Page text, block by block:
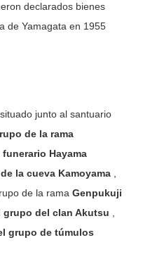
declarados bienes
de Yamagata en 1955
junto al santuario
de la rama
Hayama
la cueva Kamoyama,
de la rama Genpukuji
grupo del clan Akutsu
grupo de túmulos